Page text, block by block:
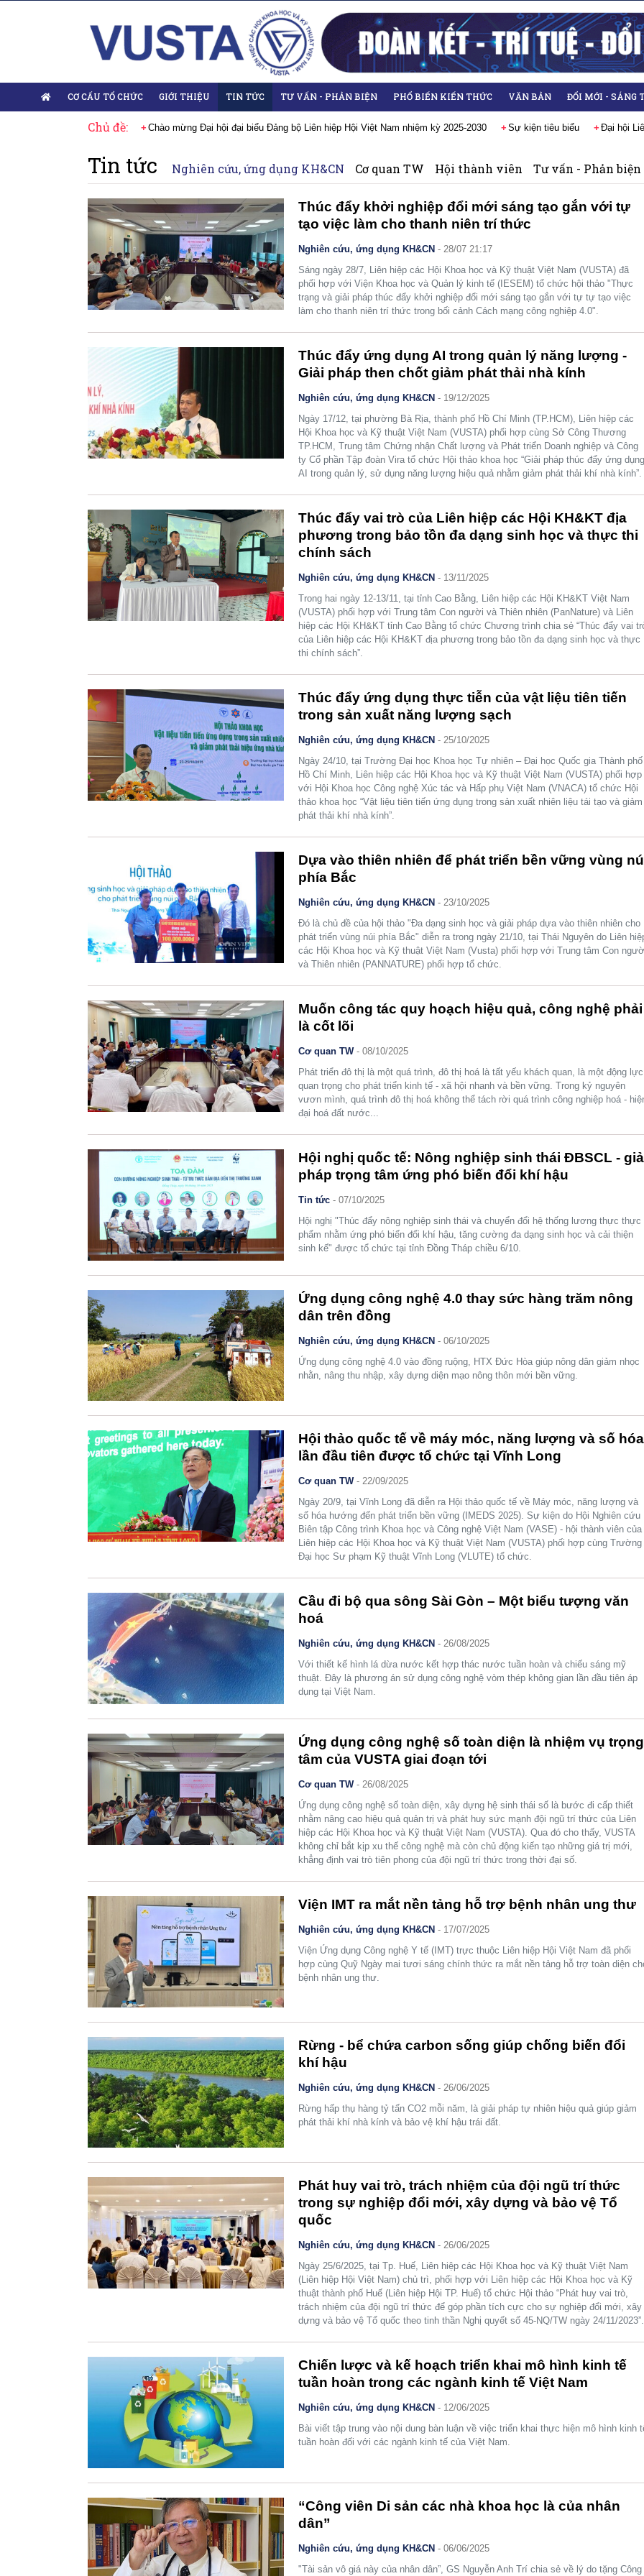
CƠ CẤU TỔ CHỨC GIỚI THIỆU TIN TỨC TƯ VẤN - PHẢN BIỆN PHỔ BIẾN KIẾN THỨC VĂN BẢN ĐỔI MỚI - SÁNG
Chủ đề:
hội lần thứ XIV của Đảng Chào mừng Đại hội đại biểu Đảng bộ Liên hiệp Hội Việt Nam nhiệm kỳ 2025-2030 Sự kiện tiêu biểu Đại hội
Tin tức Nghiên cứu, ứng dụng KH&CN Cơ quan TW Hội thành viên Tư vấn - Phản biện
Thúc đẩy khởi nghiệp đổi mới sáng tạo gắn với tự
tạo việc làm cho thanh niên trí thức
Nghiên cứu, ứng dụng KH&CN - 28/07 21:17
Sáng ngày 28/7, Liên hiệp các Hội Khoa học và Kỹ thuật Việt Nam (VUSTA) đã
phối hợp với Viện Khoa học và Quản lý kinh tế (IESEM) tổ chức hội thảo "Thực
trạng và giải pháp thúc đẩy khởi nghiệp đổi mới sáng tạo gắn với tự tự tạo việc
làm cho thanh niên trí thức trong bối cảnh Cách mạng công nghiệp 4.0".
Thúc đẩy ứng dụng AI trong quản lý năng lượng -
Giải pháp then chốt giảm phát thải nhà kính
Nghiên cứu, ứng dụng KH&CN - 19/12/2025
Ngày 17/12, tại phường Bà Rịa, thành phố Hồ Chí Minh (TP.HCM), Liên hiệp các
Hội Khoa học và Kỹ thuật Việt Nam (VUSTA) phối hợp cùng Sở Công Thương
TP.HCM, Trung tâm Chứng nhận Chất lượng và Phát triển Doanh nghiệp và Công
ty Cổ phần Tập đoàn Vira tổ chức Hội thảo khoa học “Giải pháp thúc đẩy ứng
AI trong quản lý, sử dụng năng lượng hiệu quả nhằm giảm phát thải khí nhà kính”.
Thúc đẩy vai trò của Liên hiệp các Hội KH&KT địa
phương trong bảo tồn đa dạng sinh học và thực thi
chính sách
Nghiên cứu, ứng dụng KH&CN - 13/11/2025
Trong hai ngày 12-13/11, tại tỉnh Cao Bằng, Liên hiệp các Hội KH&KT Việt Nam
(VUSTA) phối hợp với Trung tâm Con người và Thiên nhiên (PanNature) và Liên
hiệp các Hội KH&KT tỉnh Cao Bằng tổ chức Chương trình chia sẻ “Thúc đẩy vai
của Liên hiệp các Hội KH&KT địa phương trong bảo tồn đa dạng sinh học và thực
thi chính sách”.
Thúc đẩy ứng dụng thực tiễn của vật liệu tiên tiến
trong sản xuất năng lượng sạch
Nghiên cứu, ứng dụng KH&CN - 25/10/2025
Ngày 24/10, tại Trường Đại học Khoa học Tự nhiên – Đại học Quốc gia Thành phố
Hồ Chí Minh, Liên hiệp các Hội Khoa học và Kỹ thuật Việt Nam (VUSTA) phối hợp
với Hội Khoa học Công nghệ Xúc tác và Hấp phụ Việt Nam (VNACA) tổ chức Hội
thảo khoa học “Vật liệu tiên tiến ứng dụng trong sản xuất nhiên liệu tái tạo và giảm
phát thải khí nhà kính”.
Dựa vào thiên nhiên để phát triển bền vững vùng
phía Bắc
Nghiên cứu, ứng dụng KH&CN - 23/10/2025
Đó là chủ đề của hội thảo "Đa dạng sinh học và giải pháp dựa vào thiên nhiên cho
phát triển vùng núi phía Bắc" diễn ra trong ngày 21/10, tại Thái Nguyên do Liên
các Hội Khoa học và Kỹ thuật Việt Nam (Vusta) phối hợp với Trung tâm Con
và Thiên nhiên (PANNATURE) phối hợp tổ chức.
Muốn công tác quy hoạch hiệu quả, công nghệ phải
là cốt lõi
Cơ quan TW- 08/10/2025
Phát triển đô thị là một quá trình, đô thị hoá là tất yếu khách quan, là một động lực
quan trọng cho phát triển kinh tế - xã hội nhanh và bền vững. Trong kỷ nguyên
vươn mình, quá trình đô thị hoá không thể tách rời quá trình công nghiệp hoá -
đại hoá đất nước...
Hội nghị quốc tế: Nông nghiệp sinh thái ĐBSCL -
pháp trọng tâm ứng phó biến đổi khí hậu
Tin tức - 07/10/2025
Hội nghị "Thúc đẩy nông nghiệp sinh thái và chuyển đổi hệ thống lương thực thực
phẩm nhằm ứng phó biến đổi khí hậu, tăng cường đa dạng sinh học và cải thiện
sinh kế" được tổ chức tại tỉnh Đồng Tháp chiều 6/10.
Ứng dụng công nghệ 4.0 thay sức hàng trăm nông
dân trên đồng
Nghiên cứu, ứng dụng KH&CN - 06/10/2025
Ứng dụng công nghệ 4.0 vào đồng ruộng, HTX Đức Hòa giúp nông dân giảm nhọc
nhằn, nâng thu nhập, xây dựng diện mạo nông thôn mới bền vững.
Hội thảo quốc tế về máy móc, năng lượng và số hóa
lần đầu tiên được tổ chức tại Vĩnh Long
Cơ quan TW- 22/09/2025
Ngày 20/9, tại Vĩnh Long đã diễn ra Hội thảo quốc tế về Máy móc, năng lượng và
số hóa hướng đến phát triển bền vững (IMEDS 2025). Sự kiện do Hội Nghiên cứu
Biên tập Công trình Khoa học và Công nghệ Việt Nam (VASE) - hội thành viên của
Liên hiệp các Hội Khoa học và Kỹ thuật Việt Nam (VUSTA) phối hợp cùng Trường
Đại học Sư phạm Kỹ thuật Vĩnh Long (VLUTE) tổ chức.
Cầu đi bộ qua sông Sài Gòn – Một biểu tượng văn
hoá
Nghiên cứu, ứng dụng KH&CN - 26/08/2025
Với thiết kế hình lá dừa nước kết hợp thác nước tuần hoàn và chiếu sáng mỹ
thuật. Đây là phương án sử dụng công nghệ vòm thép không gian lần đầu tiên áp
dụng tại Việt Nam.
Ứng dụng công nghệ số toàn diện là nhiệm vụ trọng
tâm của VUSTA giai đoạn tới
Cơ quan TW- 26/08/2025
Ứng dụng công nghệ số toàn diện, xây dựng hệ sinh thái số là bước đi cấp thiết
nhằm nâng cao hiệu quả quản trị và phát huy sức mạnh đội ngũ trí thức của Liên
hiệp các Hội Khoa học và Kỹ thuật Việt Nam (VUSTA). Qua đó cho thấy, VUSTA
không chỉ bắt kịp xu thế công nghệ mà còn chủ động kiến tạo những giá trị mới,
khẳng định vai trò tiên phong của đội ngũ trí thức trong thời đại số.
Viện IMT ra mắt nền tảng hỗ trợ bệnh nhân ung thư
Nghiên cứu, ứng dụng KH&CN - 17/07/2025
Viện Ứng dụng Công nghệ Y tế (IMT) trực thuộc Liên hiệp Hội Việt Nam đã phối
hợp cùng Quỹ Ngày mai tươi sáng chính thức ra mắt nền tảng hỗ trợ toàn diện
bệnh nhân ung thư.
Rừng - bể chứa carbon sống giúp chống biến đổi
khí hậu
Nghiên cứu, ứng dụng KH&CN - 26/06/2025
Rừng hấp thụ hàng tỷ tấn CO2 mỗi năm, là giải pháp tự nhiên hiệu quả giúp giảm
phát thải khí nhà kính và bảo vệ khí hậu trái đất.
Phát huy vai trò, trách nhiệm của đội ngũ trí thức
trong sự nghiệp đổi mới, xây dựng và bảo vệ Tổ
quốc
Nghiên cứu, ứng dụng KH&CN - 26/06/2025
Ngày 25/6/2025, tại Tp. Huế, Liên hiệp các Hội Khoa học và Kỹ thuật Việt Nam
(Liên hiệp Hội Việt Nam) chủ trì, phối hợp với Liên hiệp các Hội Khoa học và Kỹ
thuật thành phố Huế (Liên hiệp Hội TP. Huế) tổ chức Hội thảo “Phát huy vai trò,
trách nhiệm của đội ngũ trí thức để góp phần tích cực cho sự nghiệp đổi mới, xây
dựng và bảo vệ Tổ quốc theo tinh thần Nghị quyết số 45-NQ/TW ngày 24/11/2023”.
Chiến lược và kế hoạch triển khai mô hình kinh tế
tuần hoàn trong các ngành kinh tế Việt Nam
Nghiên cứu, ứng dụng KH&CN - 12/06/2025
Bài viết tập trung vào nội dung bàn luận về việc triển khai thực hiện mô hình kinh
tuần hoàn đối với các ngành kinh tế của Việt Nam.
“Công viên Di sản các nhà khoa học là của nhân
dân”
Nghiên cứu, ứng dụng KH&CN - 06/06/2025
"Tài sản vô giá này của nhân dân”, GS Nguyễn Anh Trí chia sẻ về lý do tặng Công